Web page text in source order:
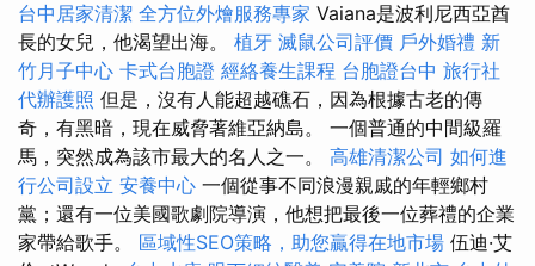
台中居家清潔 全方位外燴服務專家 Vaiana是波利尼西亞酋
長的女兒，他渴望出海。 植牙 滅鼠公司評價 戶外婚禮 新
竹月子中心 卡式台胞證 經絡養生課程 台胞證台中 旅行社
代辦護照 但是，沒有人能超越礁石，因為根據古老的傳
奇，有黑暗，現在威脅著維亞納島。 一個普通的中間級羅
馬，突然成為該市最大的名人之一。 高雄清潔公司 如何進
行公司設立 安養中心 一個從事不同浪漫親戚的年輕鄉村
黨；還有一位美國歌劇院導演，他想把最後一位葬禮的企業
家帶給歌手。 區域性SEO策略，助您贏得在地市場 伍迪·艾